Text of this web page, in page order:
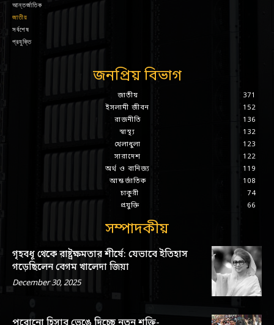
আন্তর্জাতিক
জাতীয়
সর্বশেষ
প্রযুক্তি
জনপ্রিয় বিভাগ
জাতীয়
371
ইসলামী জীবন
152
রাজনীতি
136
স্বাস্থ্য
132
খেলাধুলা
123
সারাদেশ
122
অর্থ ও বানিজ্য
119
আন্তর্জাতিক
108
চাকুরী
74
প্রযুক্তি
66
সম্পাদকীয়
গৃহবধূ থেকে রাষ্ট্রক্ষমতার শীর্ষে: যেভাবে ইতিহাস
গড়েছিলেন বেগম খালেদা জিয়া
December 30, 2025